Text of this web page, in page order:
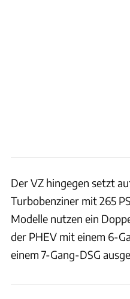
Der VZ hingegen setzt
Turbobenziner mit 265
Modelle nutzen ein
der PHEV mit einem 6-
einem 7-Gang-DSG